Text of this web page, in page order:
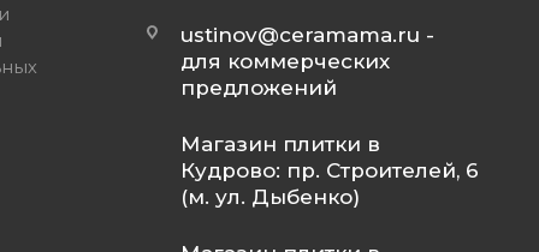
ustinov@ceramama.ru -
для коммерческих
предложений
Магазин плитки в
Кудрово: пр. Строителей, 6
(м. ул. Дыбенко)